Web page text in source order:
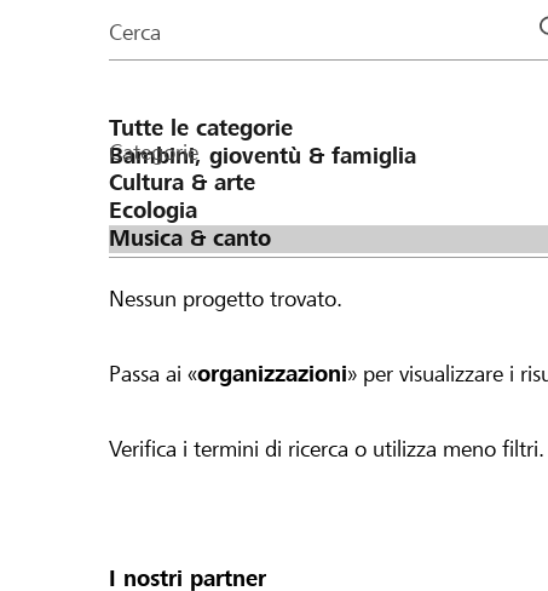
della
Cerca
Categorie
Nessun progetto trovato.
Passa ai «organizzazioni» per visualizzare i
Verifica i termini di ricerca o utilizza meno filtri.
I nostri partner